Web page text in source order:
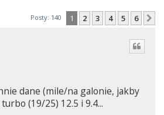
Posty: 140 1 2 3 4 5 6
dane (mile/na galonie, jakby
(19/25) 12.5 i 9.4...